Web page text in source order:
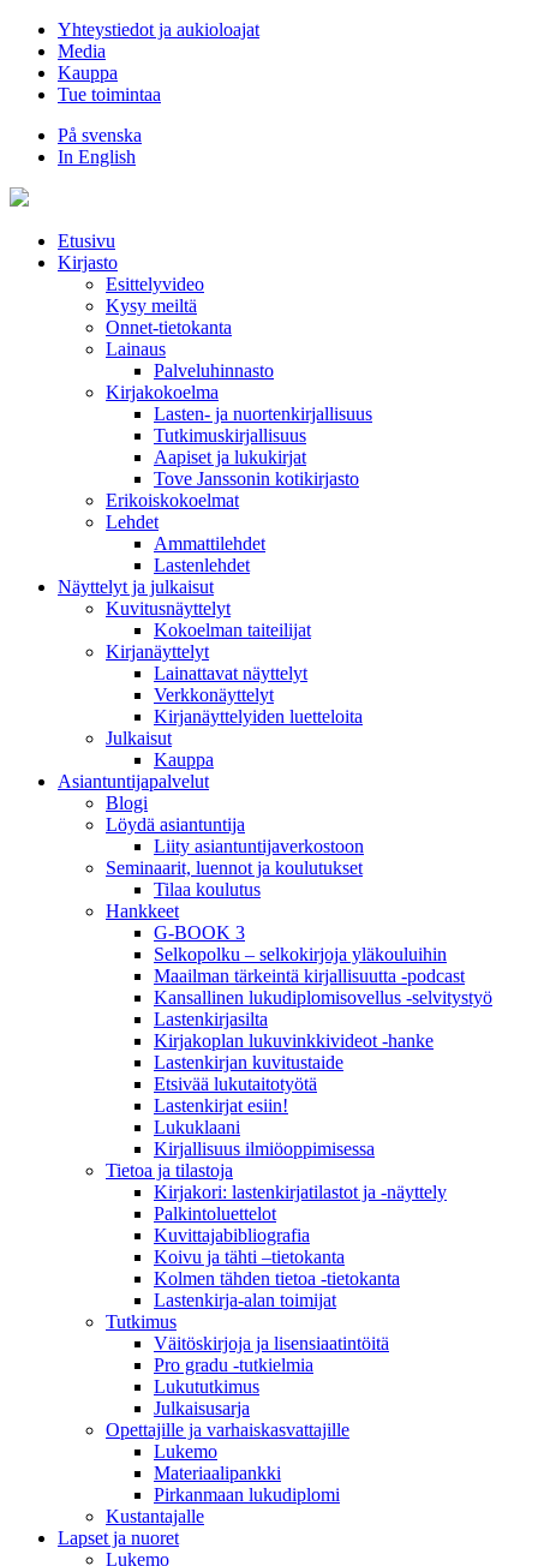
Hyppää
sisältöön
Yhteystiedot ja aukioloajat
Media
Kauppa
Tue toimintaa
På svenska
In English
Etusivu
Kirjasto
Esittelyvideo
Kysy meiltä
Onnet-tietokanta
Lainaus
Palveluhinnasto
Kirjakokoelma
Lasten- ja nuortenkirjallisuus
Tutkimuskirjallisuus
Aapiset ja lukukirjat
Tove Janssonin kotikirjasto
Erikoiskokoelmat
Lehdet
Ammattilehdet
Lastenlehdet
Näyttelyt ja julkaisut
Kuvitusnäyttelyt
Kokoelman taiteilijat
Kirjanäyttelyt
Lainattavat näyttelyt
Verkkonäyttelyt
Kirjanäyttelyiden luetteloita
Julkaisut
Kauppa
Asiantuntija­palvelut
Blogi
Löydä asiantuntija
Liity asiantuntijaverkostoon
Seminaarit, luennot ja koulutukset
Tilaa koulutus
Hankkeet
G-BOOK 3
Selkopolku – selkokirjoja yläkouluihin
Maailman tärkeintä kirjallisuutta -podcast
Kansallinen lukudiplomisovellus -selvitystyö
Lastenkirjasilta
Kirjakoplan lukuvinkkivideot -hanke
Lastenkirjan kuvitustaide
Etsivää lukutaitotyötä
Lastenkirjat esiin!
Lukuklaani
Kirjallisuus ilmiöoppimisessa
Tietoa ja tilastoja
Kirjakori: lastenkirjatilastot ja -näyttely
Palkintoluettelot
Kuvittaja­bibliografia
Koivu ja tähti –tietokanta
Kolmen tähden tietoa -tietokanta
Lastenkirja-alan toimijat
Tutkimus
Väitöskirjoja ja lisensiaatintöitä
Pro gradu -tutkielmia
Lukututkimus
Julkaisusarja
Opettajille ja varhaiskasvattajille
Lukemo
Materiaalipankki
Pirkanmaan lukudiplomi
Kustantajalle
Lapset ja nuoret
Lukemo